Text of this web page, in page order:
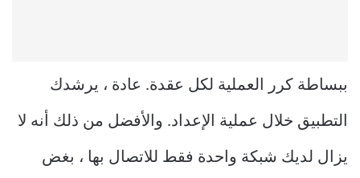
ببساطة كرر العملية لكل عقدة. عادة ، يرشدك
التطبيق خلال عملية الإعداد. والأفضل من ذلك أنه لا
يزال لديك شبكة واحدة فقط للاتصال بها ، بغض